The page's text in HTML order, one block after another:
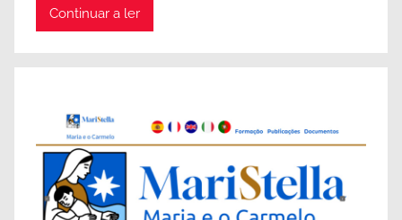
Continuar a ler